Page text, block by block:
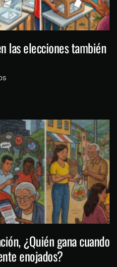
las elecciones también
¿Quién gana cuando
enojados?